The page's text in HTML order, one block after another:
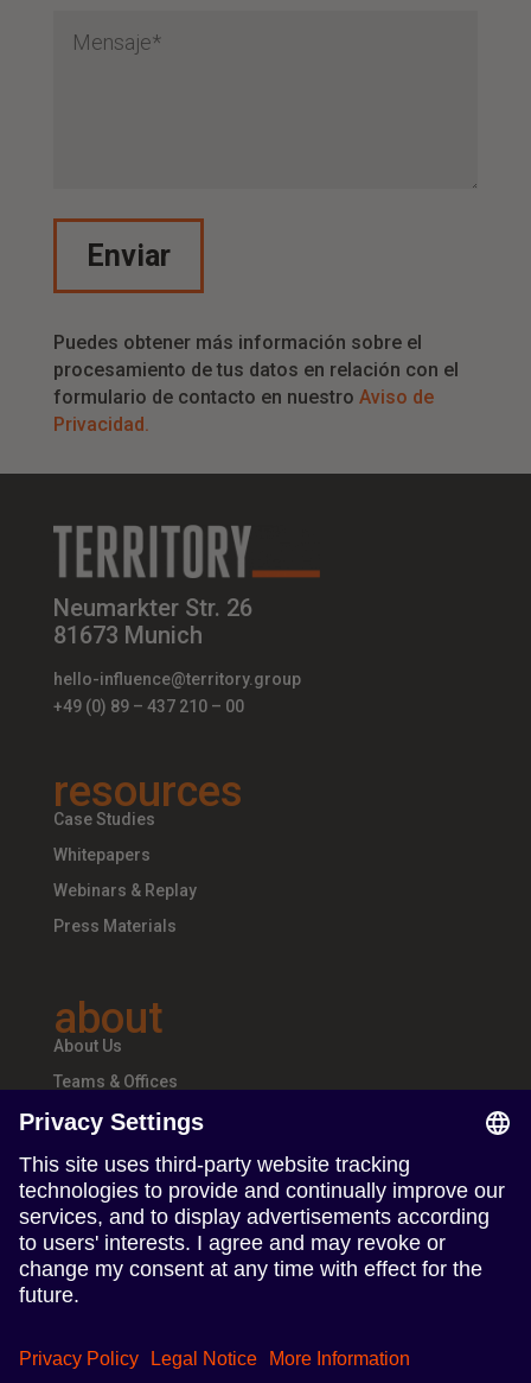
Enviar
Puedes obtener más información sobre el
procesamiento de tus datos en relación con el
formulario de contacto en nuestro Aviso de
Privacidad .
Neumarkter Str. 26
81673 Munich
hello-influence@territory.group
+49 (0) 89 – 437 210 – 00
resources
Case Studies
Whitepapers
Webinars & Replay
Press Materials
about
About Us
Teams & Offices
Careers
follow us
Follow us on Linkedin
Follow us on Instagram